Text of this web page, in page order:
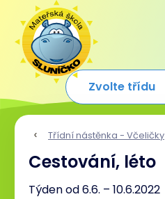
Třídní nástěnka - Včeličky
Cestování, léto
Týden od 6.6. – 10.6.2022